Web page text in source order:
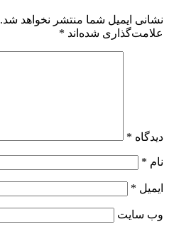
نشانی ایمیل شما منتشر نخواهد شد.
علامت‌گذاری شده‌اند *
دیدگاه *
نام *
ایمیل *
وب‌ سایت